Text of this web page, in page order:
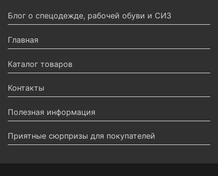
Блог о спецодежде, рабочей обуви и СИЗ
Главная
Каталог товаров
Контакты
Полезная информация
Приятные сюрпризы для покупателей